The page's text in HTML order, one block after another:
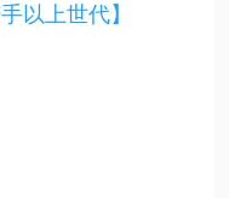
以上世代】